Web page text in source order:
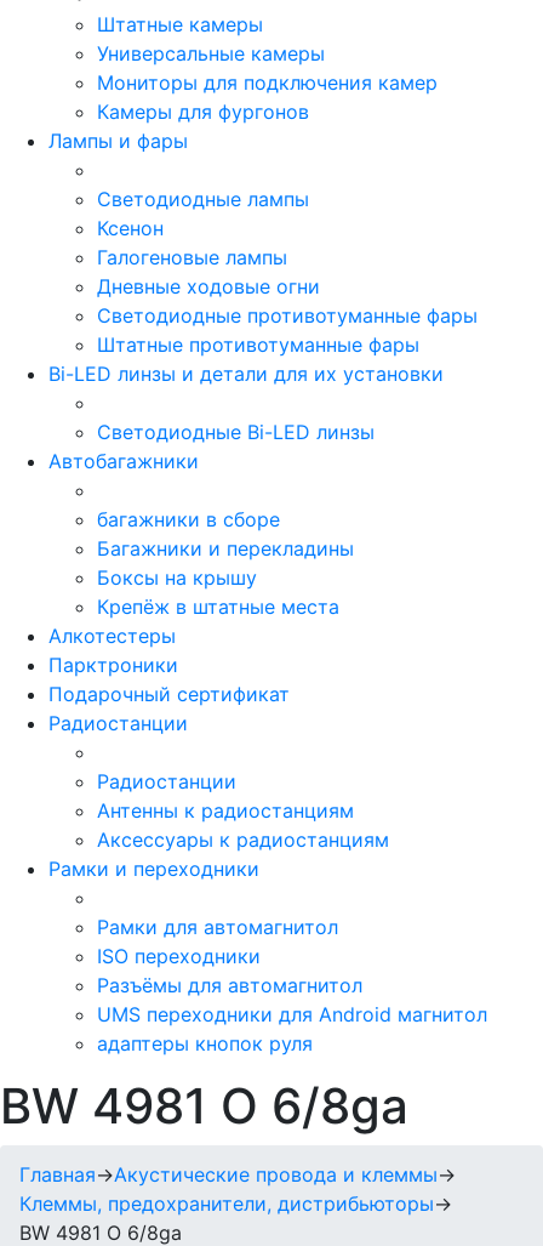
Штатные камеры
Универсальные камеры
Мониторы для подключения камер
Камеры для фургонов
Лампы и фары
Светодиодные лампы
Ксенон
Галогеновые лампы
Дневные ходовые огни
Светодиодные противотуманные фары
Штатные противотуманные фары
Bi-LED линзы и детали для их установки
Светодиодные Bi-LED линзы
Автобагажники
багажники в сборе
Багажники и перекладины
Боксы на крышу
Крепёж в штатные места
Алкотестеры
Парктроники
Подарочный сертификат
Радиостанции
Радиостанции
Антенны к радиостанциям
Аксессуары к радиостанциям
Рамки и переходники
Рамки для автомагнитол
ISO переходники
Разъёмы для автомагнитол
UMS переходники для Android магнитол
адаптеры кнопок руля
BW 4981 О 6/8ga
Главная→Акустические провода и клеммы→
Клеммы, предохранители, дистрибьюторы→
BW 4981 О 6/8ga